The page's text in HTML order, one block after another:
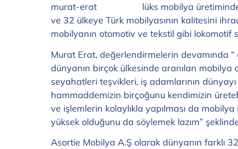
lüks mobilya
ve 32 ülkeye Türk mobilyasının kalitesini
mobilyanın otomotiv ve tekstil gibi lokomotif
Murat Erat, değerlendirmelerin devamında “
dünyanın birçok ülkesinde aranılan mobilya
seyahatleri teşvikleri, iş adamlarının
hammaddemizin birçoğunu kendimizin
ve işlemlerin kolaylıkla yapılması da
yüksek olduğunu da söylemek lazım”
Asortie Mobilya A.Ş olarak dünyanın farklı